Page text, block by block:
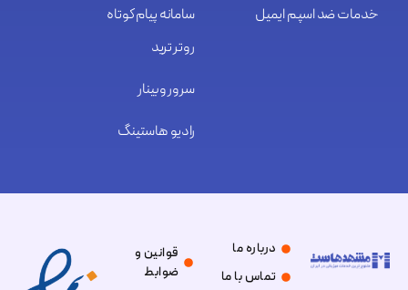
خدمات ضد اسپم ایمیل
سامانه پیام کوتاه
روتر ترید
سرور وبینار
رادیو هاستینگ
درباره ما
تماس با ما
قوانین و
ضوابط